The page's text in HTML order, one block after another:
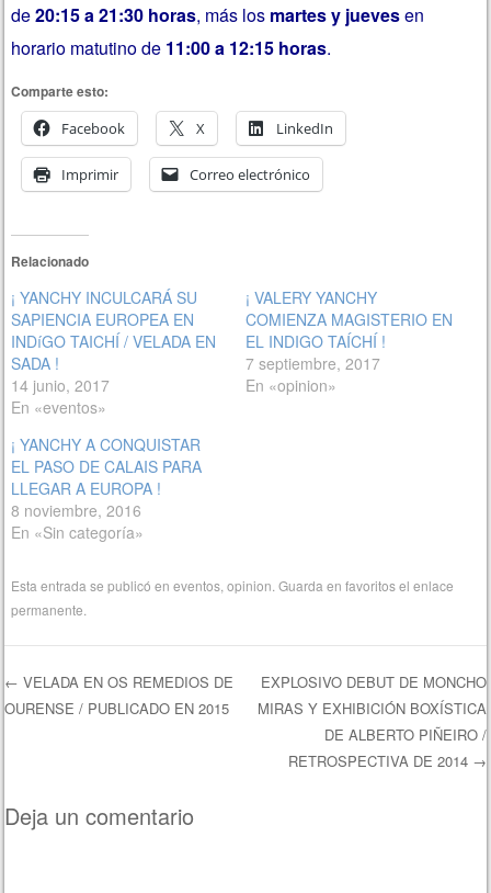
de20:15 a 21:30 horas, más los martes y juevesen
horario matutino de 11:00 a 12:15 horas.
Comparte esto:
Facebook
X LinkedIn
Imprimir Correo electrónico
Relacionado
¡ YANCHY INCULCARÁ SU
SAPIENCIA EUROPEA EN
INDíGO TAICHÍ / VELADA EN
SADA !
14 junio, 2017
En «eventos»
¡ VALERY YANCHY
COMIENZA MAGISTERIO EN
EL INDIGO TAÍCHÍ !
7 septiembre, 2017
En «opinion»
¡ YANCHY A CONQUISTAR
EL PASO DE CALAIS PARA
LLEGAR A EUROPA !
8 noviembre, 2016
En «Sin categoría»
Esta entrada se publicó eneventos ,opinion . Guarda en favoritos elenlace
permanente
Navegación de entradas
← VELADA EN OS REMEDIOS DE
OURENSE / PUBLICADO EN 2015
EXPLOSIVO DEBUT DE MONCHO
MIRAS Y EXHIBICIÓN BOXÍSTICA
DE ALBERTO PIÑEIRO /
RETROSPECTIVA DE 2014 →
Deja un comentario